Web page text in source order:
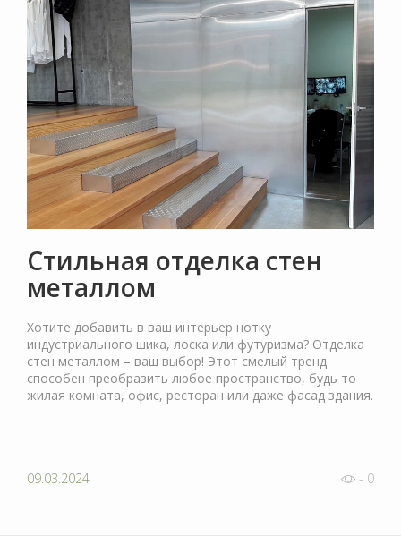
Стильная отделка стен
металлом
Хотите добавить в ваш интерьер нотку
индустриального шика, лоска или футуризма? Отделка
стен металлом – ваш выбор! Этот смелый тренд
способен преобразить любое пространство, будь то
жилая комната, офис, ресторан или даже фасад здания.
09.03.2024 - 0